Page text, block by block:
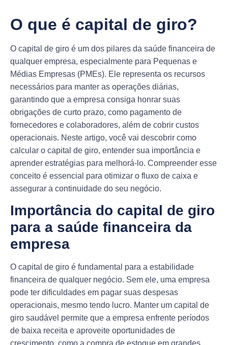
O que é capital de giro?
O capital de giro é um dos pilares da saúde financeira de
qualquer empresa, especialmente para Pequenas e
Médias Empresas (PMEs). Ele representa os recursos
necessários para manter as operações diárias,
garantindo que a empresa consiga honrar suas
obrigações de curto prazo, como pagamento de
fornecedores e colaboradores, além de cobrir custos
operacionais. Neste artigo, você vai descobrir como
calcular o capital de giro, entender sua importância e
aprender estratégias para melhorá-lo. Compreender esse
conceito é essencial para otimizar o fluxo de caixa e
assegurar a continuidade do seu negócio.
Importância do capital de giro
para a saúde financeira da
empresa
O capital de giro é fundamental para a estabilidade
financeira de qualquer negócio. Sem ele, uma empresa
pode ter dificuldades em pagar suas despesas
operacionais, mesmo tendo lucro. Manter um capital de
giro saudável permite que a empresa enfrente períodos
de baixa receita e aproveite oportunidades de